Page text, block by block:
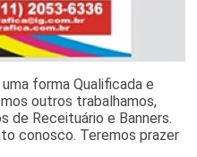
forma Qualificada e
outros trabalhamos,
de Receituário e Banners.
conosco. Teremos prazer